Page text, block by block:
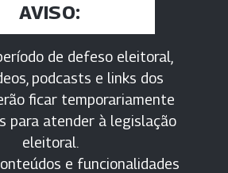
AVISO:
de defeso eleitoral,
podcasts e links dos
ficar temporariamente
para atender à legislação
eleitoral.
e funcionalidades